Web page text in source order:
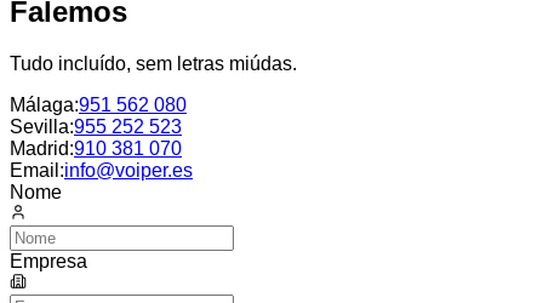
Falemos
Tudo incluído, sem letras miúdas.
Málaga:951 562 080
Sevilla:955 252 523
Madrid:910 381 070
Email:info@voiper.es
Nome
Empresa